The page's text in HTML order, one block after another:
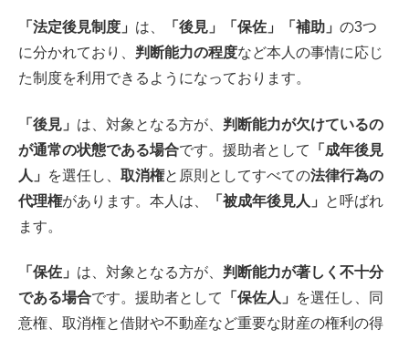
「法定後見制度」 は、 「後見」「保佐」「補助」 の3つ
に分かれており、 判断能力の程度など本人の事情に応じ
た制度を利用できるようになっております。
「後見」 は、対象となる方が、 判断能力が欠けているの
が通常の状態である場合です。援助者として
「成年後見
人」
を選任し、 取消権と原則としてすべての法律行為の
代理権があります。本人は、 「被成年後見人」
と呼ばれ
ます。
「保佐」 は、対象となる方が、 判断能力が著しく不十分
である場合です。援助者として 「保佐人」
を選任し、同
意権、取消権と借財や不動産など重要な財産の権利の得